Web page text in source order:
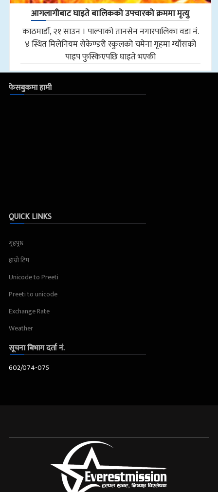
आगलागीबाट घाइते बालिकको उपचारको क्रममा मृत्यु
काठमाडौँ, २१ साउन । पाल्पाको तानसेन नगारपालिका वडा नं.
४ स्थित मिलेनियम सेकेण्डरी स्कुलको चमेना गृहमा ग्याँसको
पाइप फुस्किएपछि घाइते भएकी
फेसबुकमा हामी
QUICK LINKS
गृहपृष्ठ
हाम्रो टिम
Unicode to Preeti
Preeti to unicode
Exchange Rate
Weather
सूचना बिभाग दर्ता नं.
602/074-075